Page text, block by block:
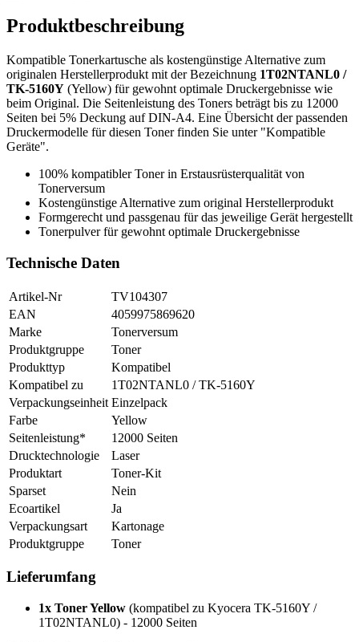
Produktbeschreibung
Kompatible Tonerkartusche als kostengünstige Alternative zum
originalen Herstellerprodukt mit der Bezeichnung 1T02NTANL0 /
TK-5160Y (Yellow) für gewohnt optimale Druckergebnisse wie
beim Original. Die Seitenleistung des Toners beträgt bis zu 12000
Seiten bei 5% Deckung auf DIN-A4. Eine Übersicht der passenden
Druckermodelle für diesen Toner finden Sie unter "Kompatible
Geräte".
100% kompatibler Toner in Erstausrüsterqualität von
Tonerversum
Kostengünstige Alternative zum original Herstellerprodukt
Formgerecht und passgenau für das jeweilige Gerät hergestellt
Tonerpulver für gewohnt optimale Druckergebnisse
Technische Daten
Artikel-Nr
TV104307
EAN
4059975869620
Marke
Tonerversum
Produktgruppe
Toner
Produkttyp
Kompatibel
Kompatibel zu
1T02NTANL0 / TK-5160Y
Verpackungseinheit Einzelpack
Farbe
Yellow
Seitenleistung*
12000 Seiten
Drucktechnologie
Laser
Produktart
Toner-Kit
Sparset
Nein
Ecoartikel
Ja
Verpackungsart
Kartonage
Produktgruppe
Toner
Lieferumfang
1x Toner Yellow (kompatibel zu Kyocera TK-5160Y /
1T02NTANL0) - 12000 Seiten